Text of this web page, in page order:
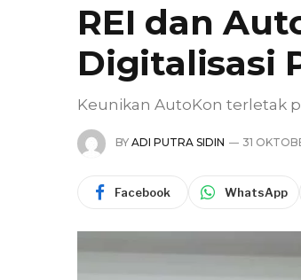
REI dan
Digitalisasi
Keunikan AutoKon terletak
BY ADI PUTRA SIDIN 31
Facebook WhatsApp